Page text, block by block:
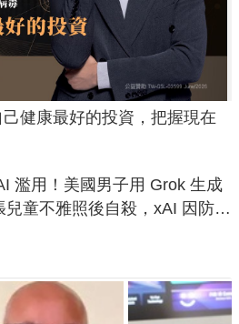
健康最好的投資，把握現在
濫用！美國男子用 Grok 生成
兒童不雅照後自殺，xAI 因防護